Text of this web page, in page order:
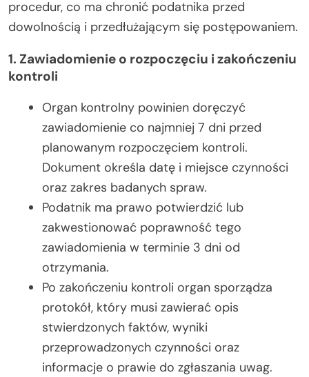
procedur, co ma chronić podatnika przed
dowolnością i przedłużającym się postępowaniem.
1. Zawiadomienie o rozpoczęciu i zakończeniu
kontroli
Organ kontrolny powinien doręczyć
zawiadomienie co najmniej 7 dni przed
planowanym rozpoczęciem kontroli.
Dokument określa datę i miejsce czynności
oraz zakres badanych spraw.
Podatnik ma prawo potwierdzić lub
zakwestionować poprawność tego
zawiadomienia w terminie 3 dni od
otrzymania.
Po zakończeniu kontroli organ sporządza
protokół, który musi zawierać opis
stwierdzonych faktów, wyniki
przeprowadzonych czynności oraz
informacje o prawie do zgłaszania uwag.